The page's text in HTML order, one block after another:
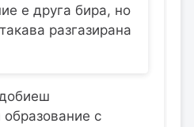
е друга бира, но
разгазирана
с